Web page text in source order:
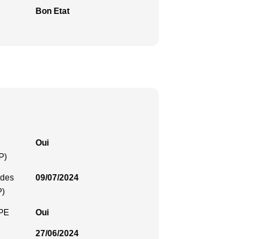
Bon Etat
Oui
09/07/2024
Oui
27/06/2024